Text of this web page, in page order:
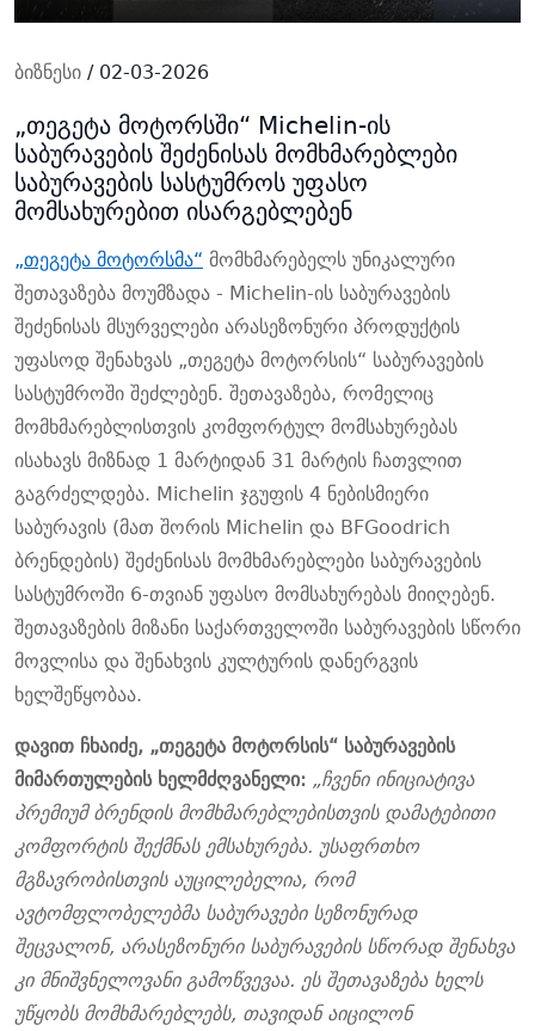
ბიზნესი / 02-03-2026
„თეგეტა მოტორსში“ Michelin-ის
საბურავების შეძენისას მომხმარებლები
საბურავების სასტუმროს უფასო
მომსახურებით ისარგებლებენ
„თეგეტა მოტორსმა“ მომხმარებელს უნიკალური
შეთავაზება მოუმზადა - Michelin-ის საბურავების
შეძენისას მსურველები არასეზონური პროდუქტის
უფასოდ შენახვას „თეგეტა მოტორსის“ საბურავების
სასტუმროში შეძლებენ. შეთავაზება, რომელიც
მომხმარებლისთვის კომფორტულ მომსახურებას
ისახავს მიზნად 1 მარტიდან 31 მარტის ჩათვლით
გაგრძელდება. Michelin ჯგუფის 4 ნებისმიერი
საბურავის (მათ შორის Michelin და BFGoodrich
ბრენდების) შეძენისას მომხმარებლები საბურავების
სასტუმროში 6-თვიან უფასო მომსახურებას მიიღებენ.
შეთავაზების მიზანი საქართველოში საბურავების სწორი
მოვლისა და შენახვის კულტურის დანერგვის
ხელშეწყობაა.
დავით ჩხაიძე, „თეგეტა მოტორსის“ საბურავების
მიმართულების ხელმძღვანელი: „ჩვენი ინიციატივა
პრემიუმ ბრენდის მომხმარებლებისთვის დამატებითი
კომფორტის შექმნას ემსახურება. უსაფრთხო
მგზავრობისთვის აუცილებელია, რომ
ავტომფლობელებმა საბურავები სეზონურად
შეცვალონ, არასეზონური საბურავების სწორად შენახვა
კი მნიშვნელოვანი გამოწვევაა. ეს შეთავაზება ხელს
უწყობს მომხმარებლებს, თავიდან აიცილონ